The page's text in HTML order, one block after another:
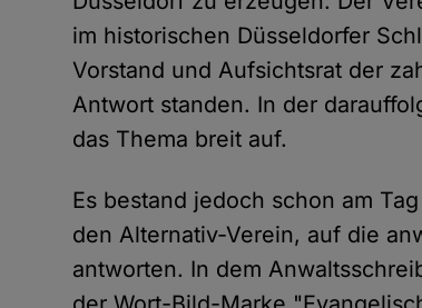
im historischen Düsseldorfer
Vorstand und Aufsichtsrat der
Antwort standen. In der
das Thema breit auf.
Es bestand jedoch schon am
den Alternativ-Verein, auf die
antworten. In dem